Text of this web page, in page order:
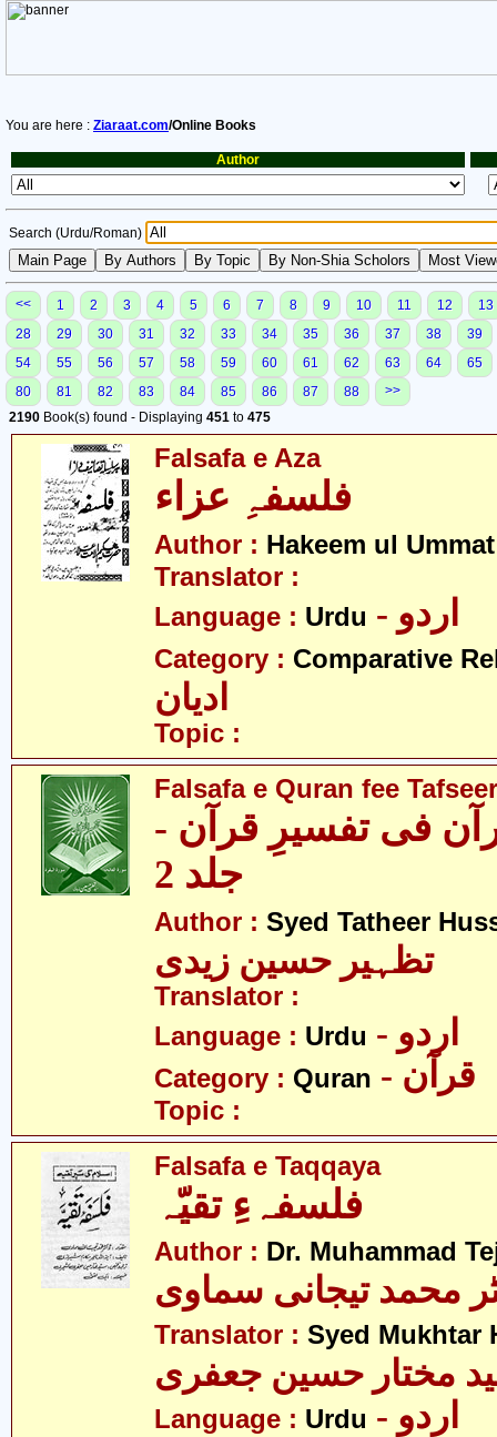
You are here : Ziaraat.com/Online Books
Author
Search (Urdu/Roman)
<< 1 2 3 4 5 6 7 8 9 10 11 12
13
28
29 30 31 32 33 34 35 36 37 38
39
54
55 56 57 58 59 60 61 62 63 64
65
80
81 82 83 84 85 86 87 88
>>
2190 Book(s) found - Displaying 451 to 475
Falsafa e Aza
فلسفہِ عزاء
Author : Hakeem ul Ummat
Translator :
Language : Urdu - اردو
Category : Comparative
ادیان
Topic :
Falsafa e Quran fee
فی تفسیرِ قرآن -
جلد 2
Author : Syed Tatheer
تظہیر حسین زیدی
Translator :
Language : Urdu - اردو
Category : Quran - قرآن
Topic :
Falsafa e Taqqaya
فلسفہءِ تقیّہ
Author : Dr. Muhammad
محمد تیجانی سماوی
Translator : Syed Mukhtar
مختار حسین جعفری
Language : Urdu - اردو